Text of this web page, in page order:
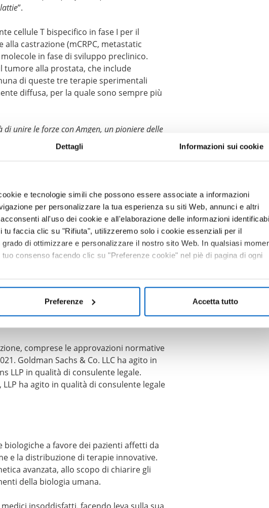
Dettagli Informazioni sui cookie
e tecnologie simili che possono essere associate a informazioni
per personalizzare la tua esperienza su siti Web, annunci e altri
all'uso dei cookie e all'elaborazione delle informazioni
tu faccia clic su "Rifiuta", utilizzeremo solo i cookie essenziali per il
di ottimizzare e personalizzare il nostro sito Web. In qualsiasi
consenso facendo clic su "Preferenze cookie" nel piè di pagina di ogni
Preferenze Accetta tutto
”.
cellule T bispecifico in fase I per il
castrazione (mCRPC, metastatic
in fase di sviluppo preclinico.
tumore alla prostata, che include
di queste tre terapie sperimentali
diffusa, per la quale sono sempre più
unire le forze con Amgen, un pioniere delle
vasta esperienza clinica nell’area
tecnologie differenziate e gli anticorpi
e bispecifiche per numerose
migliori rispetto alla prima
mirato a scoprire, sviluppare e offrire
la malattia ai pazienti che ne hanno
(un’affiliata di Teneobio), che
del mieloma multiplo recidivante o
le condizioni per la finalizzazione, sono
di Amgen, tre affiliate di Teneobio
(anti-CD19/CD3), TeneoFour
comprese le approvazioni normative
Goldman Sachs & Co. LLC ha agito in
LLP in qualità di consulente legale.
ha agito in qualità di consulente legale
a favore dei pazienti affetti da
e la distribuzione di terapie innovative.
avanzata, allo scopo di chiarire gli
della biologia umana.